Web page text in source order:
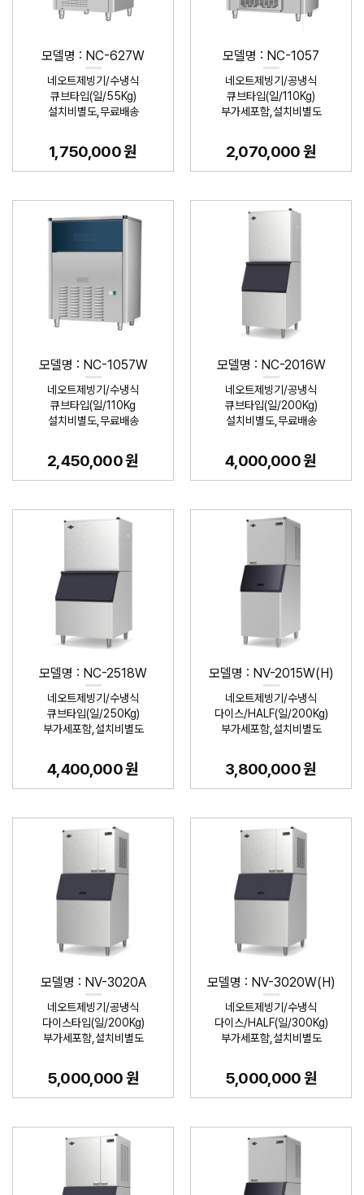
모델명 : NC-627W
네오트제빙기/수냉식
큐브타입(일/55Kg)
설치비별도,무료배송
1,750,000 원
모델명 : NC-1057
네오트제빙기/공냉식
큐브타입(일/110Kg)
부가세포함,설치비별도
2,070,000 원
모델명 : NC-1057W
네오트제빙기/수냉식
큐브타입(일/110Kg
설치비별도,무료배송
2,450,000 원
모델명 : NC-2016W
네오트제빙기/공냉식
큐브타입(일/200Kg)
설치비별도,무료배송
4,000,000 원
모델명 : NC-2518W
네오트제빙기/수냉식
큐브타입(일/250Kg)
부가세포함,설치비별도
4,400,000 원
모델명 : NV-2015W(H)
네오트제빙기/수냉식
다이스/HALF(일/200Kg)
부가세포함,설치비별도
3,800,000 원
모델명 : NV-3020A
네오트제빙기/공냉식
다이스타입(일/200Kg)
부가세포함,설치비별도
5,000,000 원
모델명 : NV-3020W(H)
네오트제빙기/수냉식
다이스/HALF(일/300Kg)
부가세포함,설치비별도
5,000,000 원